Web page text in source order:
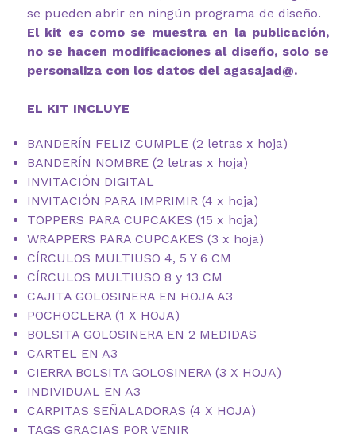
se pueden abrir en ningún programa de diseño.
El kit es como se muestra en la publicación,
no se hacen modificaciones al diseño, solo se
personaliza con los datos del agasajad@.
EL KIT INCLUYE
BANDERÍN FELIZ CUMPLE (2 letras x hoja)
BANDERÍN NOMBRE (2 letras x hoja)
INVITACIÓN DIGITAL
INVITACIÓN PARA IMPRIMIR (4 x hoja)
TOPPERS PARA CUPCAKES (15 x hoja)
WRAPPERS PARA CUPCAKES (3 x hoja)
CÍRCULOS MULTIUSO 4, 5 Y 6 CM
CÍRCULOS MULTIUSO 8 y 13 CM
CAJITA GOLOSINERA EN HOJA A3
POCHOCLERA (1 X HOJA)
BOLSITA GOLOSINERA EN 2 MEDIDAS
CARTEL EN A3
CIERRA BOLSITA GOLOSINERA (3 X HOJA)
INDIVIDUAL EN A3
CARPITAS SEÑALADORAS (4 X HOJA)
TAGS GRACIAS POR VENIR